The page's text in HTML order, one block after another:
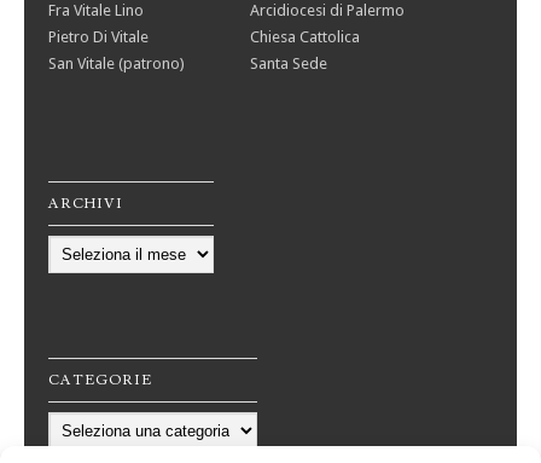
Fra Vitale Lino
Pietro Di Vitale
San Vitale (patrono)
Arcidiocesi di Palermo
Chiesa Cattolica
Santa Sede
ARCHIVI
Archivi
CATEGORIE
Categorie